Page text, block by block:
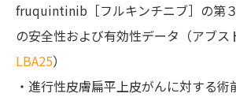
fruquintinib［フルキンチニブ］の第
の安全性および有効性データ（アブス
LBA25）
・進行性皮膚扁平上皮がんに対する